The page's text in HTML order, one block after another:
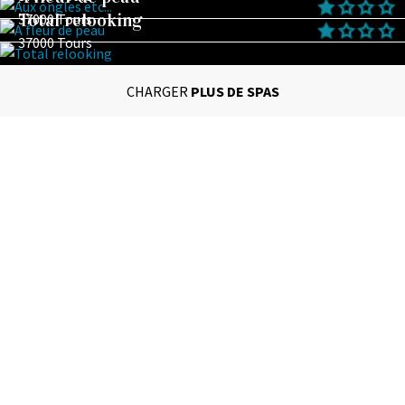
37000 Tours
Total relooking
37000 Tours
CHARGER PLUS DE SPAS